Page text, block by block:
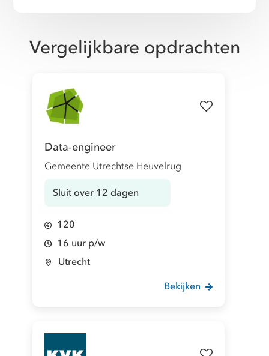
Vergelijkbare opdrachten
Data-engineer
Gemeente Utrechtse Heuvelrug
Sluit over 12 dagen
120
16 uur p/w
Utrecht
Bekijken